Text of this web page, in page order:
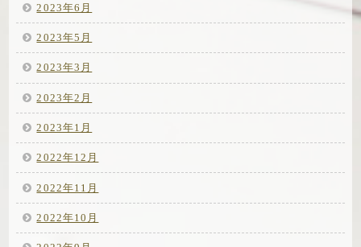
2023年6月
2023年5月
2023年3月
2023年2月
2023年1月
2022年12月
2022年11月
2022年10月